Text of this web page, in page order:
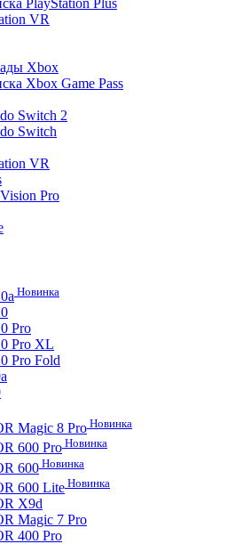
PlayStation Plus
VR
Xbox
Xbox Game Pass
Switch 2
Switch
VR
Pro
Новинка
Pro
Pro XL
Pro Fold
Magic 8 Pro Новинка
600 Pro Новинка
600Новинка
600 Lite Новинка
X9d
Magic 7 Pro
400 Pro